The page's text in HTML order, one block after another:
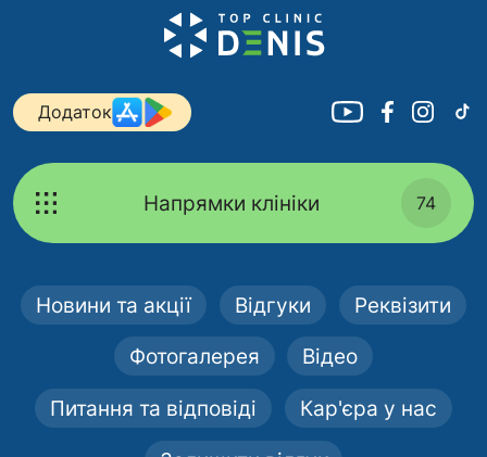
Додаток
Напрямки клініки 74
Новини та акції Відгуки Реквізити
Фотогалерея Відео
Питання та відповіді Кар'єра у нас